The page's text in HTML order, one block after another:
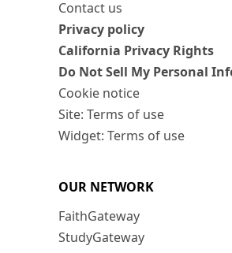
Contact us
Privacy policy
California Privacy Rights
Do Not Sell My Personal
Cookie notice
Site: Terms of use
Widget: Terms of use
OUR NETWORK
FaithGateway
StudyGateway